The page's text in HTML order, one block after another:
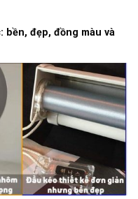
bền, đẹp, đồng màu và